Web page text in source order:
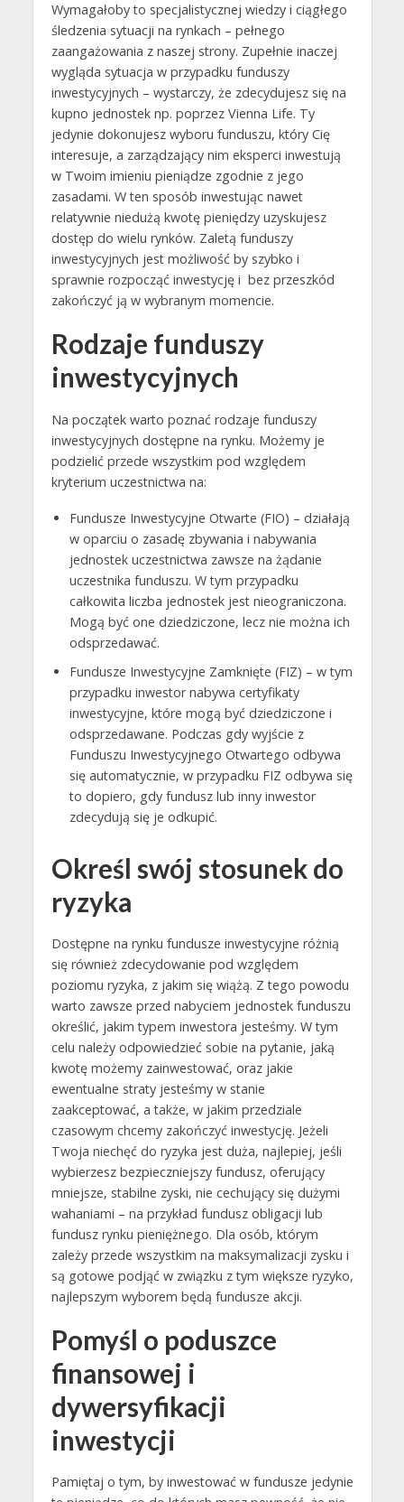
Wymagałoby to specjalistycznej wiedzy i ciągłego
śledzenia sytuacji na rynkach – pełnego
zaangażowania z naszej strony. Zupełnie inaczej
wygląda sytuacja w przypadku funduszy
inwestycyjnych – wystarczy, że zdecydujesz się na
kupno jednostek np. poprzez Vienna Life. Ty
jedynie dokonujesz wyboru funduszu, który Cię
interesuje, a zarządzający nim eksperci inwestują
w Twoim imieniu pieniądze zgodnie z jego
zasadami. W ten sposób inwestując nawet
relatywnie niedużą kwotę pieniędzy uzyskujesz
dostęp do wielu rynków. Zaletą funduszy
inwestycyjnych jest możliwość by szybko i
sprawnie rozpocząć inwestycję i bez przeszkód
zakończyć ją w wybranym momencie.
Rodzaje funduszy
inwestycyjnych
Na początek warto poznać rodzaje funduszy
inwestycyjnych dostępne na rynku. Możemy je
podzielić przede wszystkim pod względem
kryterium uczestnictwa na:
Fundusze Inwestycyjne Otwarte (FIO) – działają
w oparciu o zasadę zbywania i nabywania
jednostek uczestnictwa zawsze na żądanie
uczestnika funduszu. W tym przypadku
całkowita liczba jednostek jest nieograniczona.
Mogą być one dziedziczone, lecz nie można ich
odsprzedawać.
Fundusze Inwestycyjne Zamknięte (FIZ) – w tym
przypadku inwestor nabywa certyfikaty
inwestycyjne, które mogą być dziedziczone i
odsprzedawane. Podczas gdy wyjście z
Funduszu Inwestycyjnego Otwartego odbywa
się automatycznie, w przypadku FIZ odbywa się
to dopiero, gdy fundusz lub inny inwestor
zdecydują się je odkupić.
Określ swój stosunek do
ryzyka
Dostępne na rynku fundusze inwestycyjne różnią
się również zdecydowanie pod względem
poziomu ryzyka, z jakim się wiążą. Z tego powodu
warto zawsze przed nabyciem jednostek funduszu
określić, jakim typem inwestora jesteśmy. W tym
celu należy odpowiedzieć sobie na pytanie, jaką
kwotę możemy zainwestować, oraz jakie
ewentualne straty jesteśmy w stanie
zaakceptować, a także, w jakim przedziale
czasowym chcemy zakończyć inwestycję. Jeżeli
Twoja niechęć do ryzyka jest duża, najlepiej, jeśli
wybierzesz bezpieczniejszy fundusz, oferujący
mniejsze, stabilne zyski, nie cechujący się dużymi
wahaniami – na przykład fundusz obligacji lub
fundusz rynku pieniężnego. Dla osób, którym
zależy przede wszystkim na maksymalizacji zysku i
są gotowe podjąć w związku z tym większe ryzyko,
najlepszym wyborem będą fundusze akcji.
Pomyśl o poduszce
finansowej i
dywersyfikacji
inwestycji
Pamiętaj o tym, by inwestować w fundusze jedynie